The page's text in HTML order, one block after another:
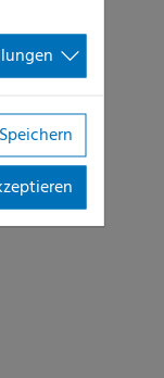
Speichern